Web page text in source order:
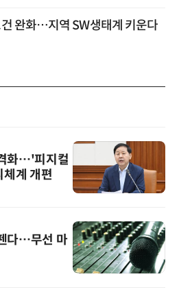
완화…지역 SW생태계 키운다
화…'피지컬
계 개편
다…무선 마